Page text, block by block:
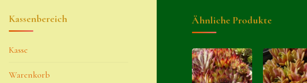
Ähnliche Produkte
Kassenbereich
Kasse
Warenkorb